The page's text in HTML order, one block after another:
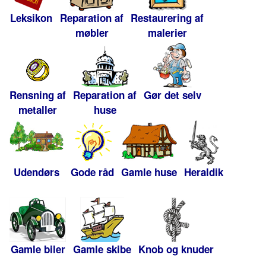
Leksikon Reparation af
møbler
Restaurering af
malerier
Rensning af
metaller
Reparation af
huse
Gør det selv
Udendørs Gode råd Gamle huse Heraldik
Gamle biler Gamle skibe Knob og knuder